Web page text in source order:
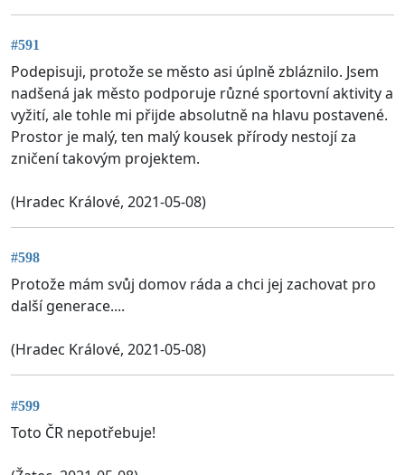
#591
Podepisuji, protože se město asi úplně zbláznilo. Jsem
nadšená jak město podporuje různé sportovní aktivity a
vyžití, ale tohle mi přijde absolutně na hlavu postavené.
Prostor je malý, ten malý kousek přírody nestojí za
zničení takovým projektem.
(Hradec Králové, 2021-05-08)
#598
Protože mám svůj domov ráda a chci jej zachovat pro
další generace....
(Hradec Králové, 2021-05-08)
#599
Toto ČR nepotřebuje!